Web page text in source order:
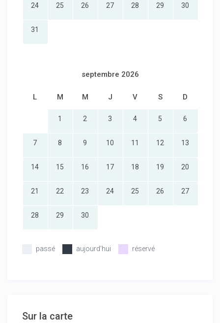
24 25 26 27 28 29 30
31
septembre 2026
L M M J V S D
1 2 3 4 5 6
7 8 9 10 11 12 13
14 15 16 17 18 19 20
21 22 23 24 25 26 27
28 29 30
passé aujourd'hui réservé
Sur la carte